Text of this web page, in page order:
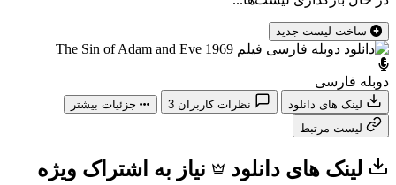
دوبله فارسی
3
جزئیات بیشتر
لینک های دانلود نیاز به اشتراک ویژه